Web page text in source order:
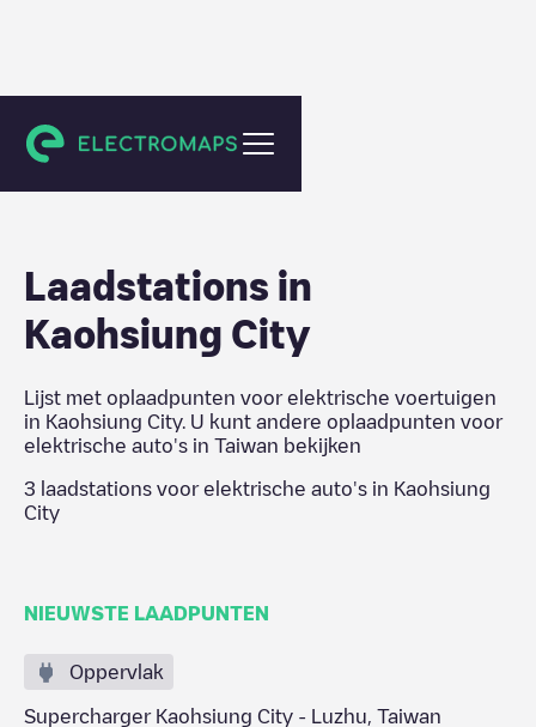
Taiwan
Laadstations in
Kaohsiung City
Lijst met oplaadpunten voor elektrische voertuigen
in Kaohsiung City. U kunt andere oplaadpunten voor
elektrische auto's in Taiwan bekijken
3 laadstations voor elektrische auto's in Kaohsiung
City
NIEUWSTE LAADPUNTEN
Oppervlak
Supercharger Kaohsiung City - Luzhu, Taiwan